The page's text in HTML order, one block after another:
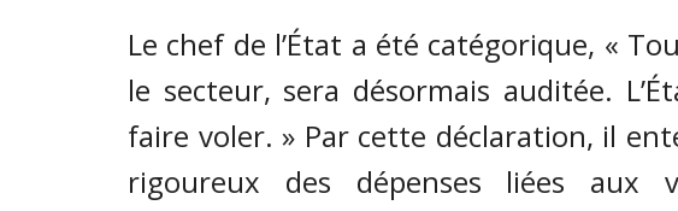
Le chef de l’État a été catégorique, «
le secteur, sera désormais auditée.
faire voler. » Par cette déclaration, il
rigoureux des dépenses liées aux